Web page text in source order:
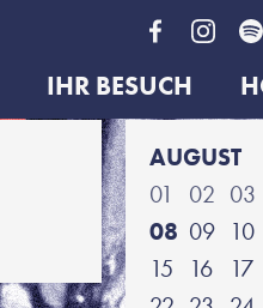
IHR BESUCH
AUGUST
01
02 03
08 09 10
15
16 17